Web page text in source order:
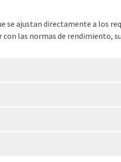
ajustan directamente a los
con las normas de